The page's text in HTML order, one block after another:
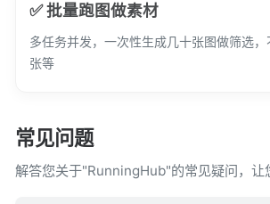
✅ 批量跑图做素材
多任务并发，一次性生成几十张图做筛选
张等
常见问题
解答您关于"RunningHub"的常见疑问，让